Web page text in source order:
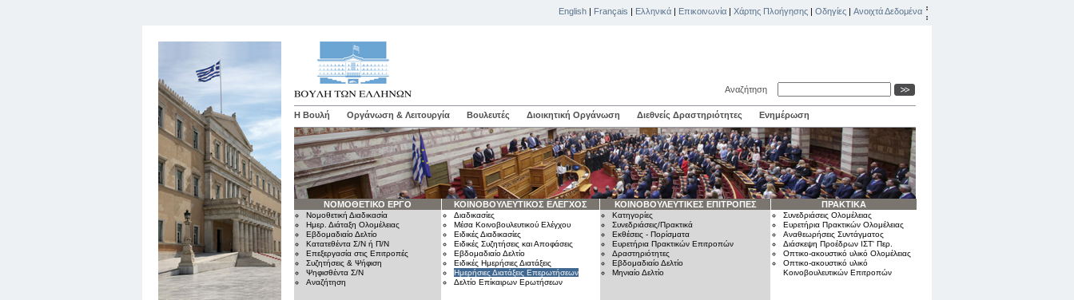
English | Français | Ελληνικά | Επικοινωνία | Χάρτης Πλοήγησης | Οδηγίες | Ανοιχτά Δεδομένα
Αναζήτηση
Η Βουλή Οργάνωση & Λειτουργία Βουλευτές Διοικητική Οργάνωση Διεθνείς Δραστηριότητες Ενημέρωση
ΝΟΜΟΘΕΤΙΚΟ ΕΡΓΟ
Νομοθετική Διαδικασία
Ημερ. Διάταξη Ολομέλειας
Εβδομαδιαίο Δελτίο
Κατατεθέντα Σ/Ν ή Π/Ν
Επεξεργασία στις Επιτροπές
Συζητήσεις & Ψήφιση
Ψηφισθέντα Σ/Ν
Αναζήτηση
ΚΟΙΝΟΒΟΥΛΕΥΤΙΚΟΣ ΕΛΕΓΧΟΣ
Διαδικασίες
Μέσα Κοινοβουλευτικού Ελέγχου
Ειδικές Διαδικασίες
Ειδικές Συζητήσεις και Αποφάσεις
Εβδομαδιαίο Δελτίο
Ειδικές Ημερήσιες Διατάξεις
Ημερήσιες Διατάξεις Επερωτήσεων
Δελτίο Επίκαιρων Ερωτήσεων
ΚΟΙΝΟΒΟΥΛΕΥΤΙΚΕΣ ΕΠΙΤΡΟΠΕΣ
Κατηγορίες
Συνεδριάσεις/Πρακτικά
Εκθέσεις - Πορίσματα
Ευρετήρια Πρακτικών Επιτροπών
Δραστηριότητες
Εβδομαδιαίο Δελτίο
Μηνιαίο Δελτίο
ΠΡΑΚΤΙΚΑ
Συνεδριάσεις Ολομέλειας
Ευρετήρια Πρακτικών Ολομέλειας
Αναθεωρήσεις Συντάγματος
Διάσκεψη Προέδρων ΙΣΤ' Περ.
Οπτικο-ακουστικό υλικό Ολομέλειας
Οπτικο-ακουστικό υλικό
Κοινοβουλευτικών Επιτροπών